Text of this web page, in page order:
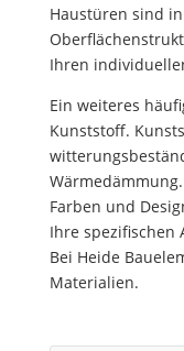
Haustüren sind
Ihren
Ein weiteres
Kunststoff.
Farben und
Ihre spezifischen
Bei Heide
Materialien.